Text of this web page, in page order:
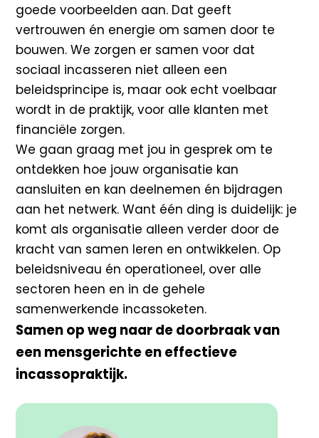
goede voorbeelden aan. Dat geeft
vertrouwen én energie om samen door te
bouwen. We zorgen er samen voor dat
sociaal incasseren niet alleen een
beleidsprincipe is, maar ook echt voelbaar
wordt in de praktijk, voor alle klanten met
financiële zorgen.
We gaan graag met jou in gesprek om te
ontdekken hoe jouw organisatie kan
aansluiten en kan deelnemen én bijdragen
aan het netwerk. Want één ding is duidelijk: je
komt als organisatie alleen verder door de
kracht van samen leren en ontwikkelen. Op
beleidsniveau én operationeel, over alle
sectoren heen en in de gehele
samenwerkende incassoketen.
Samen op weg naar de doorbraak van
een mensgerichte en effectieve
incassopraktijk.